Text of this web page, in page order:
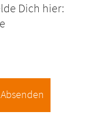
Dich hier:
Absenden